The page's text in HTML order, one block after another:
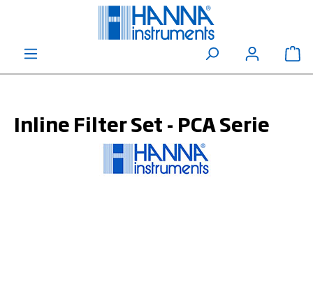
Inline Filter Set - PCA Serie